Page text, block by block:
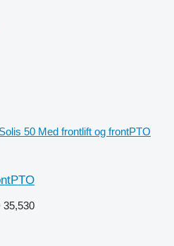
Solis 50 Med frontlift og frontPTO
35,530